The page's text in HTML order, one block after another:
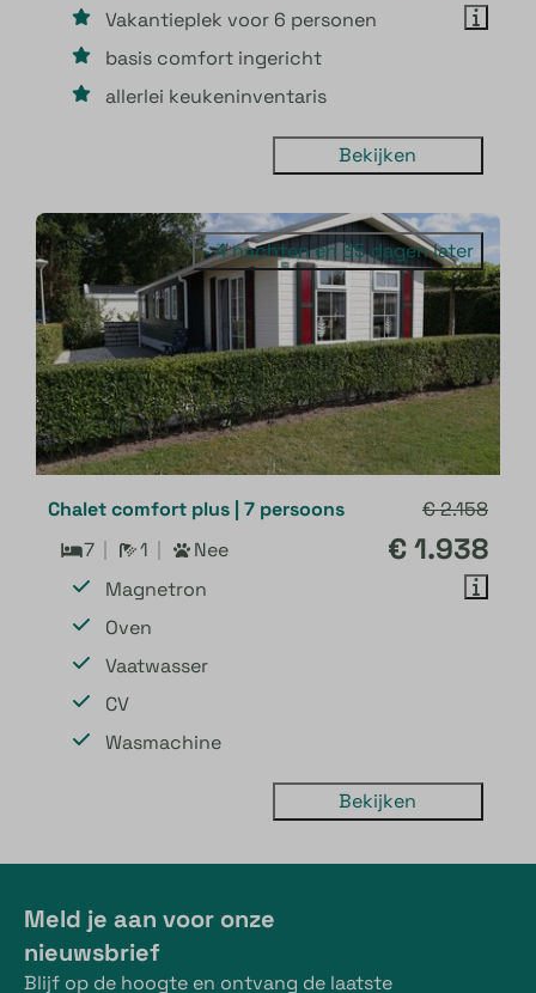
Vakantieplek voor 6 personen
basis comfort ingericht
allerlei keukeninventaris
Bekijken
- 4 nachten en 35 dagen later
€ 2.158
€ 1.938
Chalet comfort plus | 7 persoons
7
1
Nee
Magnetron
Oven
Vaatwasser
CV
Wasmachine
Bekijken
Meld je aan voor onze
nieuwsbrief
Blijf op de hoogte en ontvang de laatste